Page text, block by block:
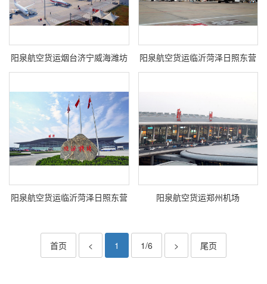
阳泉航空货运烟台济宁威海潍坊 阳泉航空货运临沂菏泽日照东营
阳泉航空货运临沂菏泽日照东营 阳泉航空货运郑州机场
首页 < 1 1/6 > 尾页